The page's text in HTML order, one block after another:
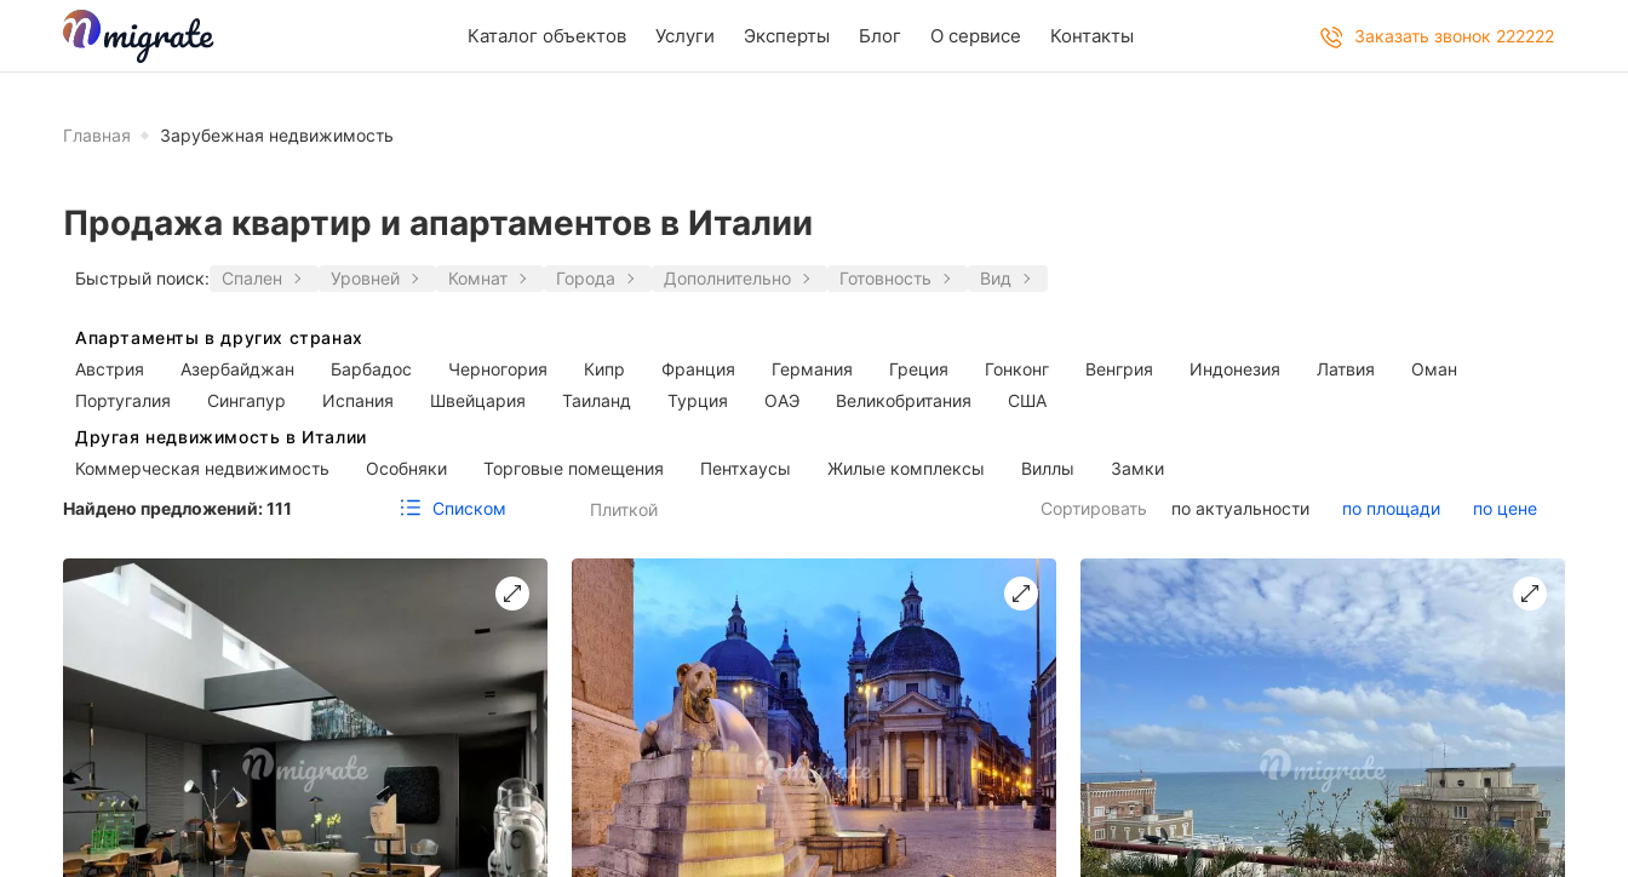
Каталог объектов Услуги Эксперты Блог О сервисе Контакты Заказать звонок 222222
Главная Зарубежная недвижимость
Продажа квартир и апартаментов в Италии
Быстрый поиск: Спален Уровней Комнат Города Дополнительно Готовность Вид
Апартаменты в других странах
Австрия
Азербайджан Барбадос Черногория Кипр Франция Германия Греция Гонконг Венгрия Индонезия Латвия
Оман
Португалия
Сингапур Испания Швейцария Таиланд Турция ОАЭ Великобритания
США
Другая недвижимость в Италии
Коммерческая недвижимость
Особняки Торговые помещения Пентхаусы Жилые комплексы Виллы
Замки
Найдено предложений:111 Списком Плиткой Сортировать по актуальности по площади по цене